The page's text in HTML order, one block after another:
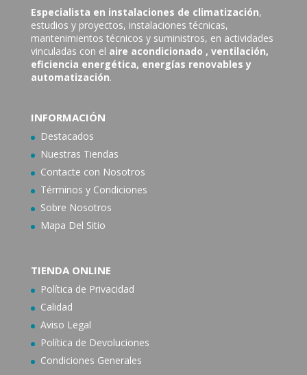
Especialista en instalaciones de climatización,
estudios y proyectos, instalaciones técnicas,
mantenimientos técnicos y suministros, en actividades
vinculadas con el aire acondicionado , ventilación,
eficiencia energética, energías renovables y
automatización.
INFORMACIÓN
Destacados
Nuestras Tiendas
Contacte con Nosotros
Términos y Condiciones
Sobre Nosotros
Mapa Del Sitio
TIENDA ONLINE
Política de Privacidad
Calidad
Aviso Legal
Política de Devoluciones
Condiciones Generales